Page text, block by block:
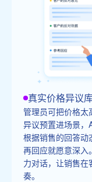
真实价格异议
管理员可把价格太
异议预置进场景，
根据销售的回答动
再回应就愿意深入
力对话，让销售
奏。